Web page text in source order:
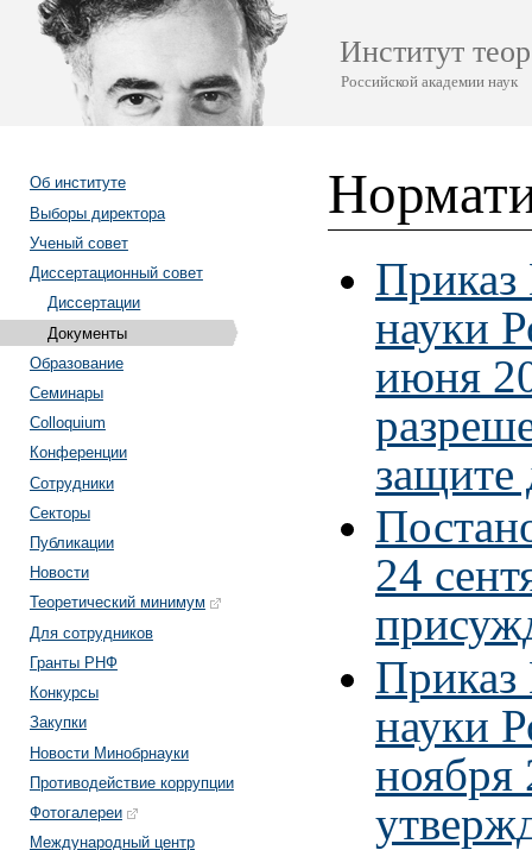
Институт
Российской академии наук
Об институте
Выборы директора
Ученый совет
Диссертационный совет
Диссертации
Документы
Образование
Семинары
Colloquium
Конференции
Сотрудники
Секторы
Публикации
Новости
Теоретический минимум
Для сотрудников
Гранты РНФ
Конкурсы
Закупки
Новости Минобрнауки
Противодействие коррупции
Фотогалереи
Международный центр
Приказ
науки
июня
защите
24
Приказ
науки